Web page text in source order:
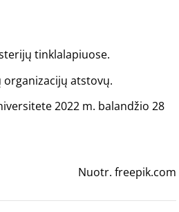
tinklalapiuose.
organizacijų atstovų.
2022 m. balandžio 28
Nuotr. freepik.com